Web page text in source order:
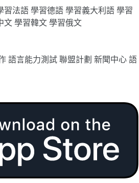
習法語學習德語學習義大利語學習
文學習韓文學習俄文
語言能力測試聯盟計劃 新聞中心語